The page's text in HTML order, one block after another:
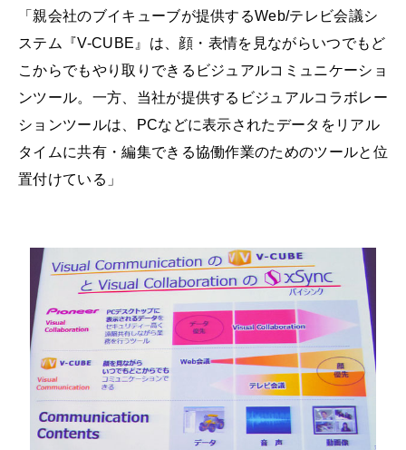
「親会社のブイキューブが提供するWeb/テレビ会議シ
ステム『V-CUBE』は、顔・表情を見ながらいつでもど
こからでもやり取りできるビジュアルコミュニケーショ
ンツール。一方、当社が提供するビジュアルコラボレー
ションツールは、PCなどに表示されたデータをリアル
タイムに共有・編集できる協働作業のためのツールと位
置付けている」